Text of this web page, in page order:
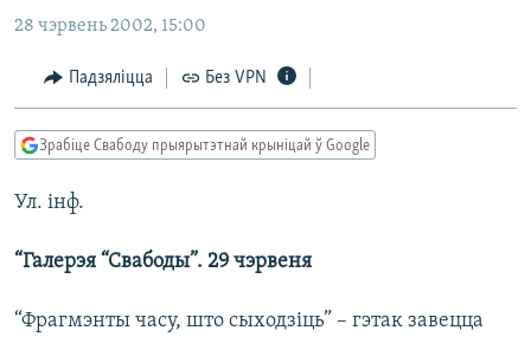
Перайсьці
пошукуБЕЛАРУСЫ НА ВАЙНЕ
ПАЛІТВЯЗЬНІ
КАЛЯНДАР
АЎДЫЁКНІГІ
PREMIUM
НА ХВАЛЯХ СВАБОДЫ
TWITTER
Усе сайты РС/РСЭ
28 чэрвень 2002, 15:00
Падзяліцца Без VPN
Зрабіце Свабоду прыярытэтнай крыніцай ў Google
Ул. інф.
“Галерэя “Свабоды”. 29 чэрвеня
“Фрагмэнты часу, што сыходзіць” – гэтак завецца